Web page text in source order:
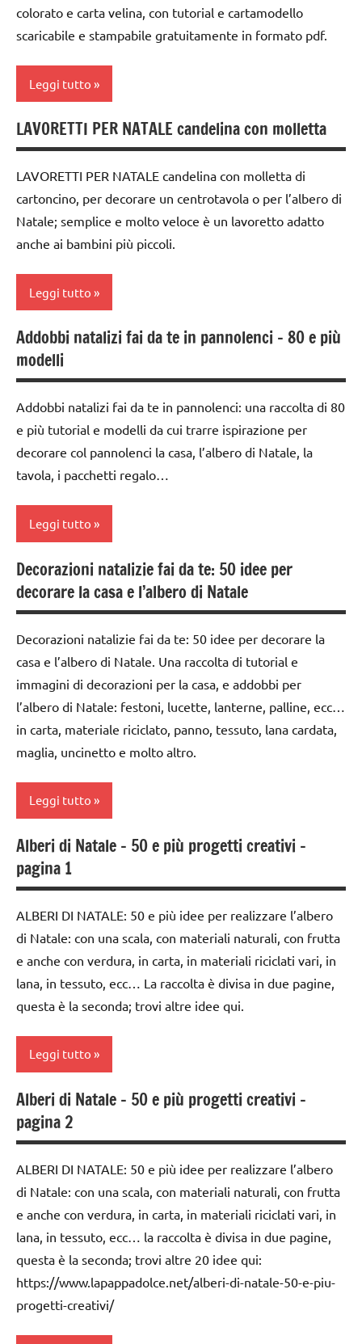
TUTORIAL
TUTTI GLI
TUTTI GLI
ARTICOLI
FESTE
DELL'ANNO
Inverno
papercutting
STAGIONI
TUTTI GLI
TUTTI GLI
ARTICOLI
carta
dai
3 ai
anni
6
anni
DOWNLOAD
DELL'ANNO
Inverno
per
Natale
STAGIONI
TUTTI GLI
ARGOMENTI
TUTTI GLI
ARTICOLI
colorato e carta velina, con tutorial e cartamodello
scaricabile e stampabile gratuitamente in formato pdf.
Leggi tutto
albero
di
Natale
carta
cartamodelli
anni
decorazioni
natalizie
DOWNLOAD
FESTE
DELL'ANNO
Natale
STAGIONI
TUTORIAL
TUTTI GLI
ARGOMENTI
PER ETA'
TUTTI GLI
ARTICOLI
LAVORETTI PER NATALE candelina con molletta
LAVORETTI PER NATALE candelina con molletta di
cartoncino, per decorare un centrotavola o per l’albero di
Natale; semplice e molto veloce è un lavoretto adatto
anche ai bambini più piccoli.
Leggi tutto
albero
di
Natale
carta
da 0
a 3
anni
3 ai
anni
dai
6
anni
FESTE
DELL'ANNO
lavoretti
Natale
paperfolding
origami
TUTTI GLI
ARGOMENTI
PER ETA'
ARTICOLI
Addobbi natalizi fai da te in pannolenci – 80 e più
modelli
Addobbi natalizi fai da te in pannolenci: una raccolta di 80
e più tutorial e modelli da cui trarre ispirazione per
decorare col pannolenci la casa, l’albero di Natale, la
tavola, i pacchetti regalo…
Leggi tutto
albero
di
Natale
decorazioni
natalizie
FESTE
DELL'ANNO
per
Natale
Natale
raccolte
di links
a tema
TUTORIAL
TUTTI GLI
ARTICOLI
Decorazioni natalizie fai da te: 50 idee per
decorare la casa e l’albero di Natale
Decorazioni natalizie fai da te: 50 idee per decorare la
casa e l’albero di Natale. Una raccolta di tutorial e
immagini di decorazioni per la casa, e addobbi per
l’albero di Natale: festoni, lucette, lanterne, palline, ecc…
in carta, materiale riciclato, panno, tessuto, lana cardata,
maglia, uncinetto e molto altro.
Leggi tutto
3a
settimana
di
4a
settimana
di
Natale
classi
1a-5a
da 0
a 3
anni
dai
3 ai
decorazioni
Alberi di Natale – 50 e più progetti creativi –
pagina 1
ALBERI DI NATALE: 50 e più idee per realizzare l’albero
di Natale: con una scala, con materiali naturali, con frutta
e anche con verdura, in carta, in materiali riciclati vari, in
lana, in tessuto, ecc… La raccolta è divisa in due pagine,
questa è la seconda; trovi altre idee qui.
Leggi tutto
2a
settimana
di
albero
di
Natale
classi
1a-5a
FESTE
Alberi di Natale – 50 e più progetti creativi –
pagina 2
ALBERI DI NATALE: 50 e più idee per realizzare l’albero
di Natale: con una scala, con materiali naturali, con frutta
e anche con verdura, in carta, in materiali riciclati vari, in
lana, in tessuto, ecc… la raccolta è divisa in due pagine,
questa è la seconda; trovi altre 20 idee qui:
https://www.lapappadolce.net/alberi-di-natale-50-e-piu-
progetti-creativi/